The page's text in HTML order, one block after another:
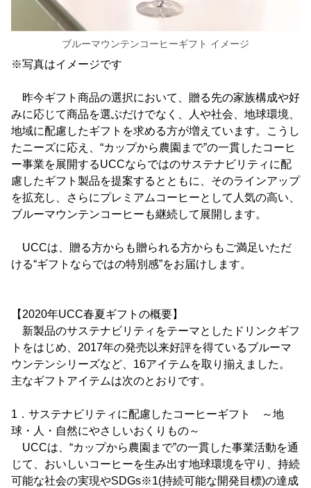
ブルーマウンテンコーヒーギフト イメージ
※写真はイメージです
昨今ギフト商品の選択において、贈る先の家族構成や好
みに応じて商品を選ぶだけでなく、人や社会、地球環境、
地域に配慮したギフトを求める方が増えています。こうし
たニーズに応え、“カップから農園まで”の一貫したコーヒ
ー事業を展開するUCCならではのサステナビリティに配
慮したギフト製品を提案するとともに、そのラインアップ
を拡充し、さらにプレミアムコーヒーとして人気の高い、
ブルーマウンテンコーヒーも継続して展開します。
UCCは、贈る方からも贈られる方からもご満足いただ
ける“ギフトならではの特別感”をお届けします。
【2020年UCC春夏ギフトの概要】
新製品のサステナビリティをテーマとしたドリンクギフ
トをはじめ、2017年の発売以来好評を得ているブルーマ
ウンテンシリーズなど、16アイテムを取り揃えました。
主なギフトアイテムは次のとおりです。
1．サステナビリティに配慮したコーヒーギフト ～地
球・人・自然にやさしいおくりもの～
UCCは、“カップから農園まで”の一貫した事業活動を通
じて、おいしいコーヒーを生み出す地球環境を守り、持続
可能な社会の実現やSDGs※1(持続可能な開発目標)の達成